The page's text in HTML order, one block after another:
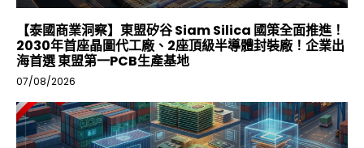
【泰國商業洞察】東盟矽谷 Siam Silica 國策全面推進！
2030年首座晶圖代工廠、2座頂級半導體封裝廠！企業出
海首選 東盟第一PCB生產基地
07/08/2026